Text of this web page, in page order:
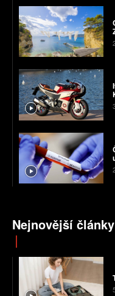
Nejnovější články